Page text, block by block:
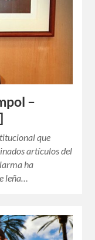
–
que
artículos del
ha
leña…